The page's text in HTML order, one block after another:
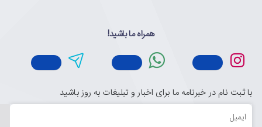
بسته‌های کوچک
✅فناوری Super Alkaline
با ولتاژ ثابت ۱.۵ ولت برای عملکرد
بی‌وقفه دستگاه‌ها
✅ظرفیت ۲۴۵۰ میلی‌آمپرساعت
و پایداری انرژی در طول عمر
باتری
همراه ما باشید!
با ثبت نام در خبرنامه ما برای اخبار و تبلیغات به روز باشید
ایمیل